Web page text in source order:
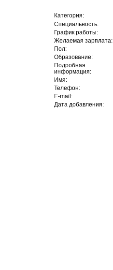
Категория:
Специальность:
График работы:
Желаемая зарплата:
Пол:
Образование:
Подробная
информация:
Имя:
Телефон:
E-mail:
Дата добавления: